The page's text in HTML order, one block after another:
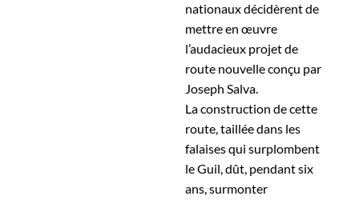
nationaux décidèrent de
mettre en œuvre
l’audacieux projet de
route nouvelle conçu par
Joseph Salva.
La construction de cette
route, taillée dans les
falaises qui surplombent
le Guil, dût, pendant six
ans, surmonter